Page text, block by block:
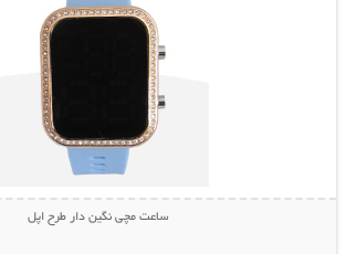
ساعت مچی نگین دار طرح اپل